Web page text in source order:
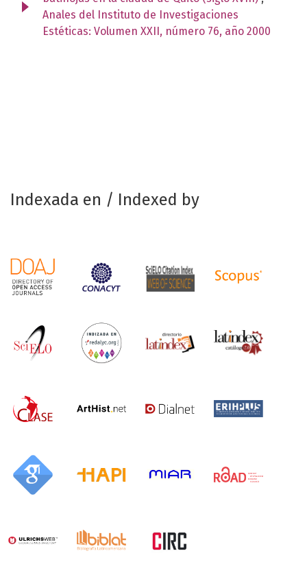
Anales del Instituto de Investigaciones
Estéticas: Volumen XXII, número 76, año 2000
Indexada en / Indexed by